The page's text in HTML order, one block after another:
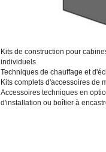
Kits de construction pour
individuels
Techniques de chauffage et
Kits complets d'accessoires de
Accessoires techniques en
d'installation ou boîtier à